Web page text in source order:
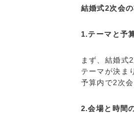
結婚式2次会
1.テーマと予
まず、結婚式
テーマが決ま
予算内で2次
2.会場と時間